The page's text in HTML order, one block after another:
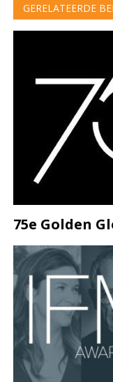
GERELATEERDE
75e Golden